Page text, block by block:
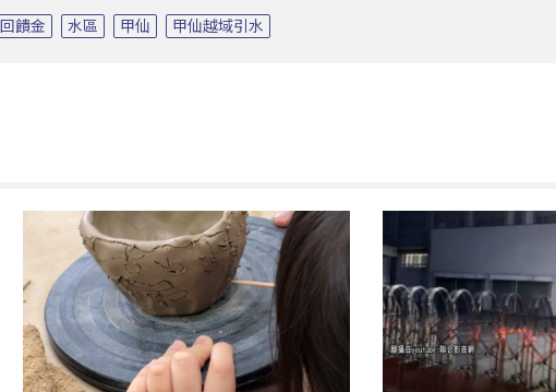
回饋金 水區 甲仙 甲仙越域引水